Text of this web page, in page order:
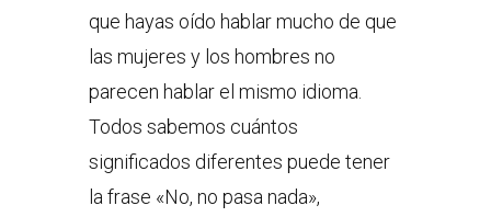
que hayas oído hablar mucho de que
las mujeres y los hombres no
parecen hablar el mismo idioma.
Todos sabemos cuántos
significados diferentes puede tener
la frase «No, no pasa nada»,